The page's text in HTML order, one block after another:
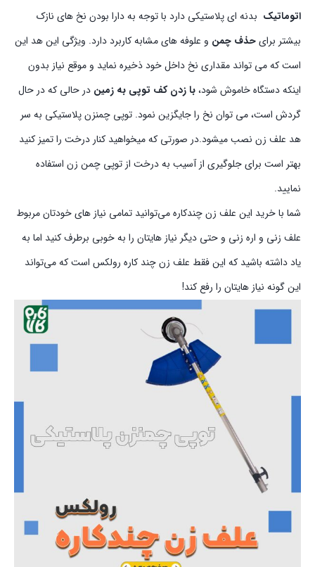
اتوماتیک بدنه ای پلاستیکی دارد با توجه به دارا بودن نخ های نازک
بیشتر برایحذف چمن و علوفه های مشابه کاربرد دارد. ویژگی این هد این
است که می تواند مقداری نخ داخل خود ذخیره نماید و موقع نیاز بدون
اینکه دستگاه خاموش شود،با زدن کف توپی به زمین در حالی که در حال
گردش است، می توان نخ را جایگزین نمود. توپی چمنزن پلاستیکی به سر
هد علف زن نصب میشود.در صورتی که میخواهید کنار درخت را تمیز کنید
بهتر است برای جلوگیری از آسیب به درخت از توپی چمن زن استفاده
نمایید.
شما با خرید این علف زن چندکاره می‌توانید تمامی نیاز های خودتان مربوط
علف زنی و اره زنی و حتی دیگر نیاز هایتان را به خوبی برطرف کنید اما به
یاد داشته باشید که این فقط علف زن چند کاره رولکس است که می‌تواند
این گونه نیاز هایتان را رفع کند!